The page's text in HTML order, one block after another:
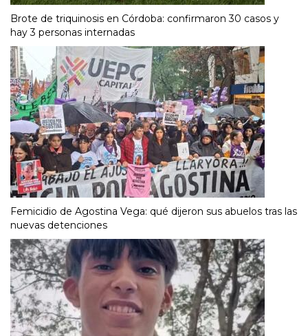
Brote de triquinosis en Córdoba: confirmaron 30 casos y
hay 3 personas internadas
Femicidio de Agostina Vega: qué dijeron sus abuelos tras las
nuevas detenciones